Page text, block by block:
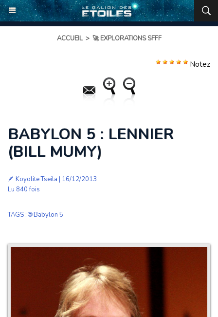
ACCUEIL > 🚀 EXPLORATIONS SFFF
Notez
BABYLON 5 : LENNIER
(BILL MUMY)
🪶 Koyolite Tseila | 16/12/2013
Lu 840 fois
TAGS :🌐 Babylon 5